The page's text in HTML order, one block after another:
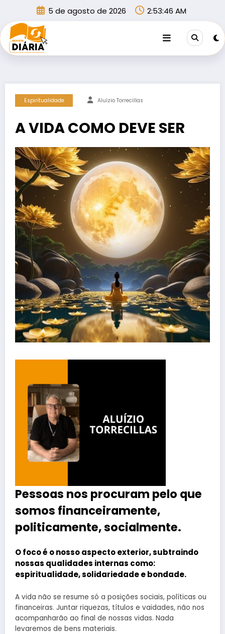
conteúdo
5 de agosto de 2026 2:53:47 AM
Espiritualidade Aluízio Torrecillas
A VIDA COMO DEVE SER
Pessoas nos procuram pelo que
somos financeiramente,
politicamente, socialmente.
O foco é o nosso aspecto exterior, subtraindo
nossas qualidades internas como:
espiritualidade, solidariedade e bondade.
A vida não se resume só a posições sociais, políticas ou
financeiras. Juntar riquezas, títulos e vaidades, não nos
acompanharão ao final de nossas vidas. Nada
levaremos de bens materiais.